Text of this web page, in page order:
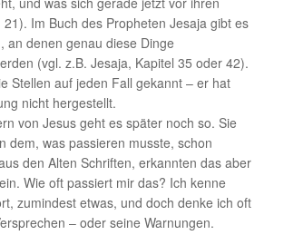
21). Im Buch des Propheten Jesaja gibt es
an denen genau diese Dinge
(vgl. z.B. Jesaja, Kapitel 35 oder 42).
Stellen auf jeden Fall gekannt – er hat
nicht hergestellt.
von Jesus geht es später noch so. Sie
dem, was passieren musste, schon
den Alten Schriften, erkannten das aber
Wie oft passiert mir das? Ich kenne
zumindest etwas, und doch denke ich oft
– oder seine Warnungen.